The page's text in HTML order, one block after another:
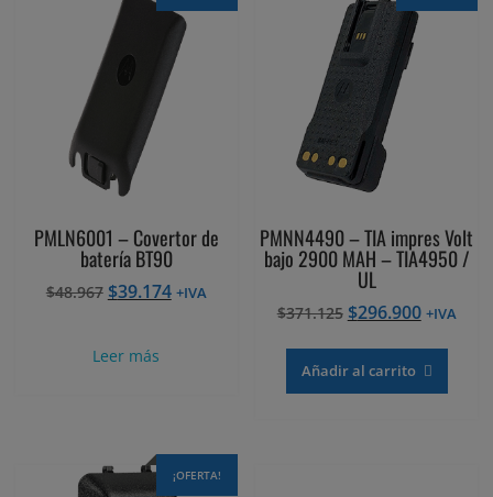
PMLN6001 – Covertor de
batería BT90
$48.967 El
era:
$39.174El+IVA
Leer más
PMNN4490 – TIA impres Volt
bajo 2900 MAH – TIA4950 /
UL
$371.125 El
original
era:
$296.900El
actual
es:
+IVA
Añadir al carrito
¡OFERTA!